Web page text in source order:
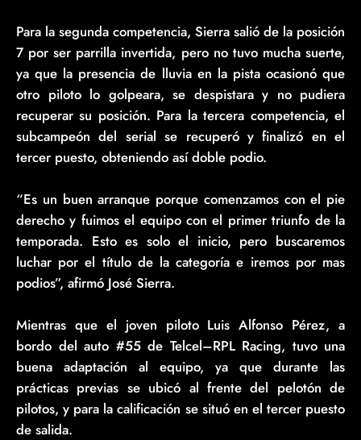
Para la segunda competencia, Sierra salió de la posición
7 por ser parrilla invertida, pero no tuvo mucha suerte,
ya que la presencia de lluvia en la pista ocasionó que
otro piloto lo golpeara, se despistara y no pudiera
recuperar su posición. Para la tercera competencia, el
subcampeón del serial se recuperó y finalizó en el
tercer puesto, obteniendo así doble podio.
“Es un buen arranque porque comenzamos con el pie
derecho y fuimos el equipo con el primer triunfo de la
temporada. Esto es solo el inicio, pero buscaremos
luchar por el título de la categoría e iremos por mas
podios”, afirmó José Sierra.
Mientras que el joven piloto Luis Alfonso Pérez, a
bordo del auto #55 de Telcel–RPL Racing, tuvo una
buena adaptación al equipo, ya que durante las
prácticas previas se ubicó al frente del pelotón de
pilotos, y para la calificación se situó en el tercer puesto
de salida.